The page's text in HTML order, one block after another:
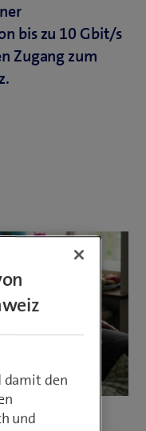
bis zu 10 Gbit/s
Zugang zum
den
und